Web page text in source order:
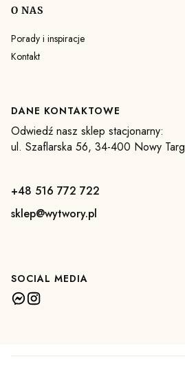
O NAS
Porady i inspiracje
Kontakt
DANE KONTAKTOWE
Odwiedź nasz sklep stacjonarny:
ul. Szaflarska 56, 34-400 Nowy Targ
+48 516 772 722
sklep@wytwory.pl
SOCIAL MEDIA